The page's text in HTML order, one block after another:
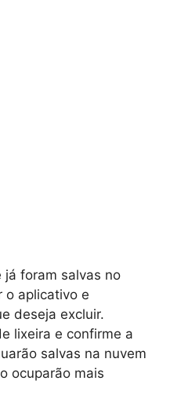
já foram salvas no
o aplicativo e
deseja excluir.
lixeira e confirme a
salvas na nuvem
ocuparão mais